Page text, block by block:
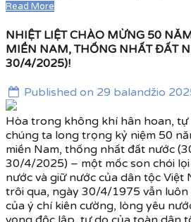
Read More
NHIỆT LIỆT CHÀO MỪNG 50
MIỀN NAM, THỐNG NHẤT ĐẤT
30/4/2025)!
Published on 29 balandžio
Hòa trong không khí hân hoan, tự
chúng ta long trọng kỷ niệm 50
miền Nam, thống nhất đất nước
30/4/2025) – một mốc son chói
nước và giữ nước của dân tộc Việt
trôi qua, ngày 30/4/1975 vẫn
của ý chí kiên cường, lòng yêu